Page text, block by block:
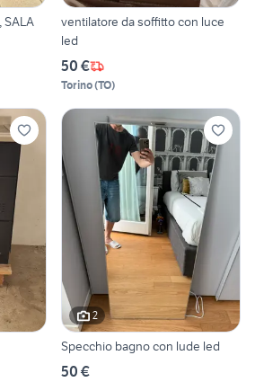
SALA
ventilatore da soffitto con luce
led
50 €
Torino(TO)
2
Specchio bagno con lude led
50 €